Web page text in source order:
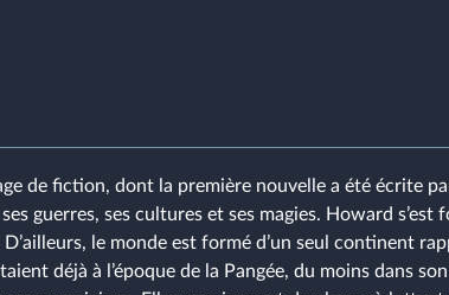
de fiction, dont la première nouvelle a été écrite
guerres, ses cultures et ses magies. Howard
le monde est formé d’un seul continent
déjà à l’époque de la Pangée, du moins dans